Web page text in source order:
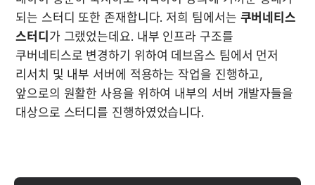
되는 스터디 또한 존재합니다. 저희 팀에서는 쿠버네티스
스터디 가 그랬었는데요. 내부 인프라 구조를
쿠버네티스로 변경하기 위하여 데브옵스 팀에서 먼저
리서치 및 내부 서버에 적용하는 작업을 진행하고,
앞으로의 원활한 사용을 위하여 내부의 서버 개발자들을
대상으로 스터디를 진행하였었습니다.